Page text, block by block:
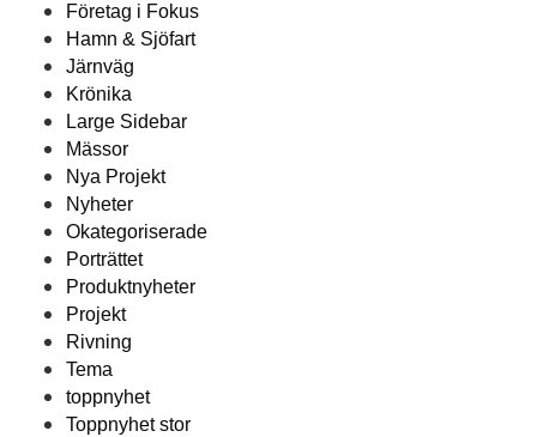
Företag i Fokus
Hamn & Sjöfart
Järnväg
Krönika
Large Sidebar
Mässor
Nya Projekt
Nyheter
Okategoriserade
Porträttet
Produktnyheter
Projekt
Rivning
Tema
toppnyhet
Toppnyhet stor